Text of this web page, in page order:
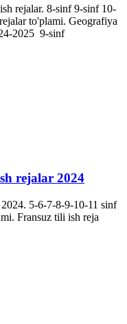
rejalar. 8-sinf 9-sinf 10-
to'plami. Geografiya
2025 9-sinf
rejalar 2024
5-6-7-8-9-10-11 sinf
Fransuz tili ish reja